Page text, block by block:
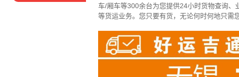
车/厢车等300余台为您提供24小时货物查询、
等货运业务。 您只要有货，无论何时何地只需